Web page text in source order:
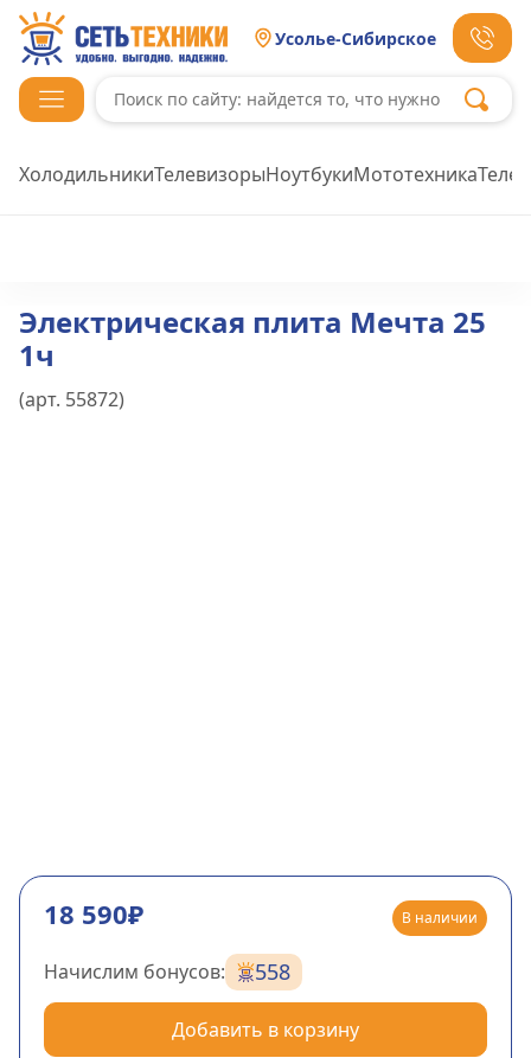
Усолье-Сибирское
ХолодильникиТелевизорыНоутбукиМототехника
Электрическая плита Мечта 25
1ч
(арт. 55872)
18 590₽ В наличии
Начислим бонусов: 558
Добавить в корзину